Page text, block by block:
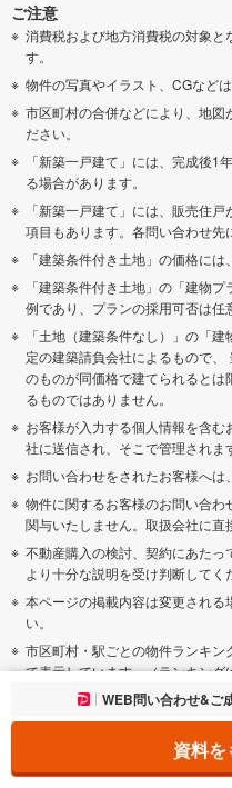
ご注意
消費税および地方消費税の対象と
す。
物件の写真やイラスト、CGなど
市区町村の合併などにより、地図
ださい。
「新築一戸建て」には、完成後1
る場合があります。
「新築一戸建て」には、販売住
項目もあります。各問い合わせ先
「建築条件付き土地」の価格には
「建築条件付き土地」の「建物
例であり、プランの採用可否は任
「土地（建築条件なし）」の「
定の建築請負会社によるもので
のものが同価格で建てられると
るものではありません。
お客様が入力する個人情報を含
社に送信され、そこで管理されま
お問い合わせをされたお客様へは
物件に関するお客様のお問い合
関与いたしません。取扱会社に直
不動産購入の検討、契約にあた
より十分な説明を受け判断してく
本ページの掲載内容は変更される
い。
市区町村・駅ごとの物件ランキ
て表示しています。（ランキング
物件クチコミ情報は主にYahoo!
ビュー（外部サイト）から提供さ
1 不動産情報サイト事業者連絡
者意識アンケートより引用しまし
お気に入りに追加しまし
WEB問い合わせ&ご
資料を